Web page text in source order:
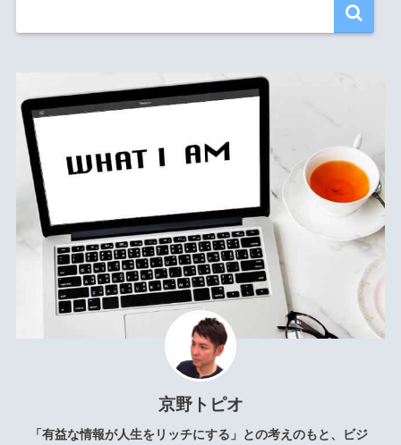
京野トピオ
「有益な情報が人生をリッチにする」との考えのもと、ビジ